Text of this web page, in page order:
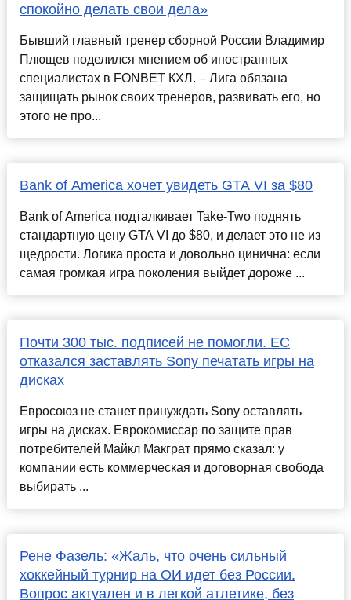
спокойно делать свои дела»
Бывший главный тренер сборной России Владимир
Плющев поделился мнением об иностранных
специалистах в FONBET КХЛ. – Лига обязана
защищать рынок своих тренеров, развивать его, но
этого не про...
Bank of America хочет увидеть GTA VI за $80
Bank of America подталкивает Take-Two поднять
стандартную цену GTA VI до $80, и делает это не из
щедрости. Логика проста и довольно цинична: если
самая громкая игра поколения выйдет дороже ...
Почти 300 тыс. подписей не помогли. ЕС
отказался заставлять Sony печатать игры на
дисках
Евросоюз не станет принуждать Sony оставлять
игры на дисках. Еврокомиссар по защите прав
потребителей Майкл Макграт прямо сказал: у
компании есть коммерческая и договорная свобода
выбирать ...
Рене Фазель: «Жаль, что очень сильный
хоккейный турнир на ОИ идет без России.
Вопрос актуален и в легкой атлетике, без